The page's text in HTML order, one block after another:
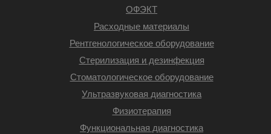
ОФЭКТ
Расходные материалы
Рентгенологическое оборудование
Стерилизация и дезинфекция
Стоматологическое оборудование
Ультразвуковая диагностика
Физиотерапия
Функциональная диагностика